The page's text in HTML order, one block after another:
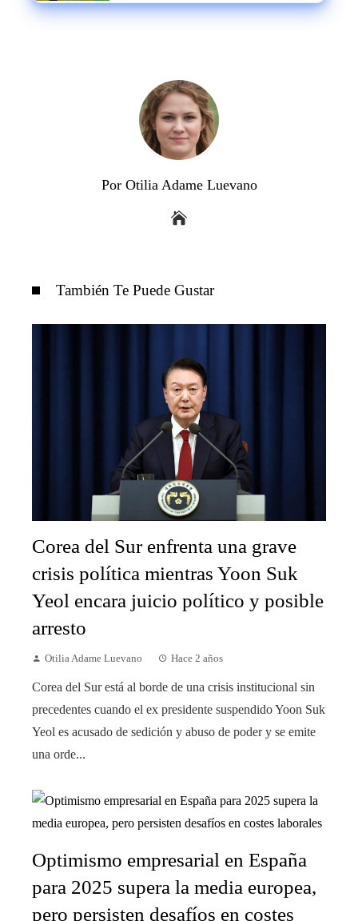
Por Otilia Adame Luevano
También Te Puede Gustar
Corea del Sur enfrenta una grave
crisis política mientras Yoon Suk
Yeol encara juicio político y posible
arresto
Otilia Adame Luevano Hace 2 años
Corea del Sur está al borde de una crisis institucional sin
precedentes cuando el ex presidente suspendido Yoon Suk
Yeol es acusado de sedición y abuso de poder y se emite
una orde...
Optimismo empresarial en España
para 2025 supera la media europea,
pero persisten desafíos en costes